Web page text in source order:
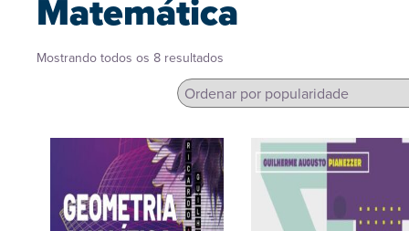
Matemática
Mostrando todos os 8 resultados
popularidade